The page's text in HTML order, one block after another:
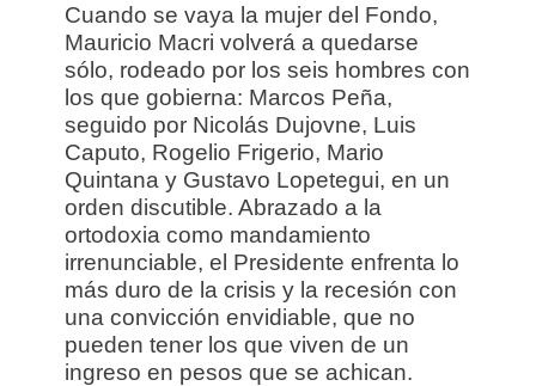
Cuando se vaya la mujer del Fondo,
Mauricio Macri volverá a quedarse
sólo, rodeado por los seis hombres con
los que gobierna: Marcos Peña,
seguido por Nicolás Dujovne, Luis
Caputo, Rogelio Frigerio, Mario
Quintana y Gustavo Lopetegui, en un
orden discutible. Abrazado a la
ortodoxia como mandamiento
irrenunciable, el Presidente enfrenta lo
más duro de la crisis y la recesión con
una convicción envidiable, que no
pueden tener los que viven de un
ingreso en pesos que se achican.